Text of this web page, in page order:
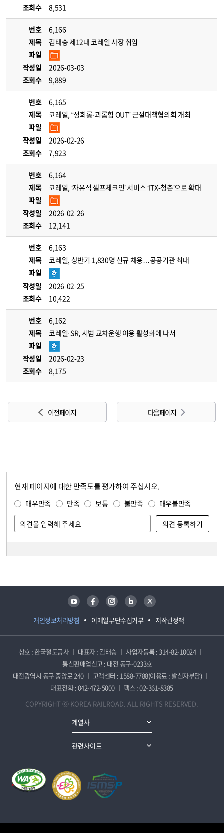
조회수
8,531
번호
6,166
제목
김태승 제12대 코레일 사장 취임
파일
작성일
2026-03-03
조회수
9,889
번호
6,165
제목
코레일, “성희롱·괴롭힘 OUT” 근절대책협의회 개최
파일
작성일
2026-02-26
조회수
7,923
번호
6,164
제목
코레일, ‘자유석 셀프체크인’ 서비스 ‘ITX-청춘’으로 확대
파일
작성일
2026-02-26
조회수
12,141
번호
6,163
제목
코레일, 상반기 1,830명 신규 채용…공공기관 최대
파일
작성일
2026-02-25
조회수
10,422
번호
6,162
제목
코레일·SR, 시범 교차운행 이용 활성화에 나서
파일
작성일
2026-02-23
조회수
8,175
이전 페이지 다음 페이지
현재 페이지에 대한 만족도를 평가하여 주십시오.
매우만족 만족 보통 불만족 매우불만족
개인정보처리방침 이메일무단수집거부 저작권정책
유튜브 페이스북 인스타그램 블로그 트위터
상호 : 한국철도공사 대표자 : 김태승
사업자등록 : 314-82-10024
통신판매업신고 : 대전 동구-0233호
대전광역시 동구 중앙로 240
고객센터 : 1588-7788(이용료 : 발신자부담)
대표전화 : 042-472-5000
팩스 : 02-361-8385
COPYRIGHT ⓒ KOREA RAILROAD. ALL RIGHTS RESERVED.
계열사
관련사이트